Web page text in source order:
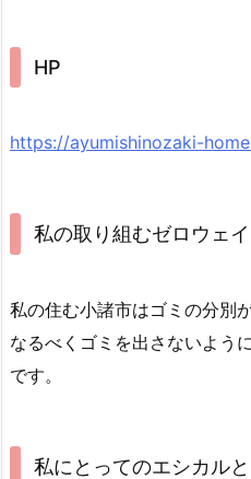
HP
https://ayumishinozaki-
私の取り組むゼロウェ
私の住む小諸市はゴミの分別
なるべくゴミを出さないよう
です。
私にとってのエシカルと